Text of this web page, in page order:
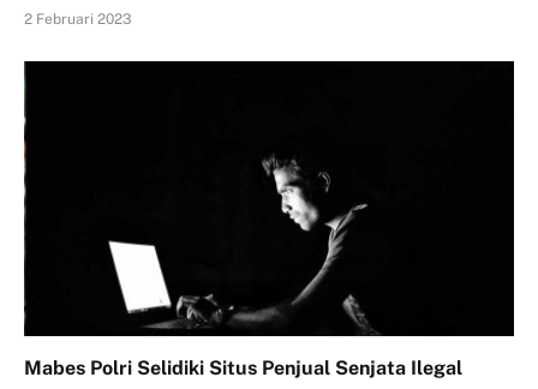
2 Februari 2023
Mabes Polri Selidiki Situs Penjual Senjata Ilegal